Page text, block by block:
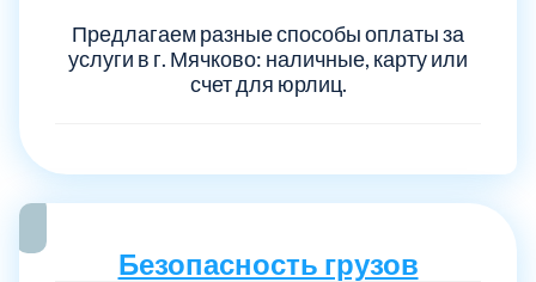
Предлагаем разные способы оплаты за
услуги в г. Мячково: наличные, карту или
счет для юрлиц.
Безопасность грузов